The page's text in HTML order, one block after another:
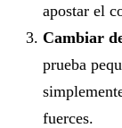
apostar el
Cambiar
prueba
fuerces.